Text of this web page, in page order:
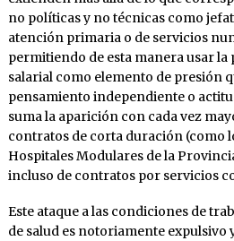
no políticas y no técnicas como
atención primaria o de servicios
permitiendo de esta manera usar
salarial como elemento de presión
pensamiento independiente o
suma la aparición con cada vez
contratos de corta duración (como
Hospitales Modulares de la
incluso de contratos por servicios
Este ataque a las condiciones de
de salud es notoriamente expulsivo